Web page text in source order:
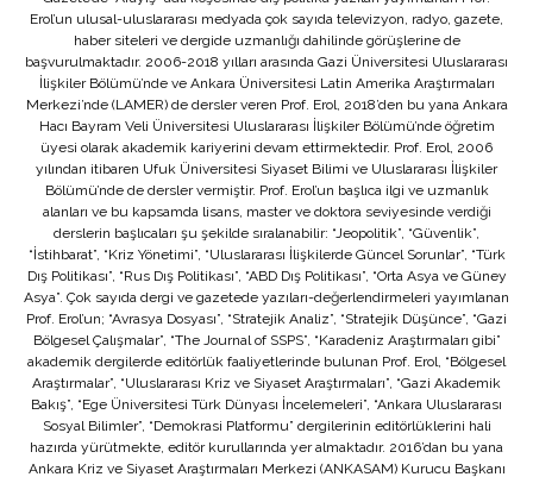
Erol’un ulusal-uluslararası medyada çok sayıda televizyon, radyo, gazete,
haber siteleri ve dergide uzmanlığı dahilinde görüşlerine de
başvurulmaktadır. 2006-2018 yılları arasında Gazi Üniversitesi Uluslararası
İlişkiler Bölümü’nde ve Ankara Üniversitesi Latin Amerika Araştırmaları
Merkezi’nde (LAMER) de dersler veren Prof. Erol, 2018’den bu yana Ankara
Hacı Bayram Veli Üniversitesi Uluslararası İlişkiler Bölümü’nde öğretim
üyesi olarak akademik kariyerini devam ettirmektedir. Prof. Erol, 2006
yılından itibaren Ufuk Üniversitesi Siyaset Bilimi ve Uluslararası İlişkiler
Bölümü’nde de dersler vermiştir. Prof. Erol’un başlıca ilgi ve uzmanlık
alanları ve bu kapsamda lisans, master ve doktora seviyesinde verdiği
derslerin başlıcaları şu şekilde sıralanabilir: “Jeopolitik”, “Güvenlik”,
“İstihbarat”, “Kriz Yönetimi”, “Uluslararası İlişkilerde Güncel Sorunlar”, “Türk
Dış Politikası”, “Rus Dış Politikası”, “ABD Dış Politikası”, “Orta Asya ve Güney
Asya”. Çok sayıda dergi ve gazetede yazıları-değerlendirmeleri yayımlanan
Prof. Erol’un; “Avrasya Dosyası”, “Stratejik Analiz”, “Stratejik Düşünce”, “Gazi
Bölgesel Çalışmalar”, “The Journal of SSPS”, “Karadeniz Araştırmaları gibi”
akademik dergilerde editörlük faaliyetlerinde bulunan Prof. Erol, “Bölgesel
Araştırmalar”, “Uluslararası Kriz ve Siyaset Araştırmaları”, “Gazi Akademik
Bakış”, “Ege Üniversitesi Türk Dünyası İncelemeleri”, “Ankara Uluslararası
Sosyal Bilimler”, “Demokrasi Platformu” dergilerinin editörlüklerini hali
hazırda yürütmekte, editör kurullarında yer almaktadır. 2016’dan bu yana
Ankara Kriz ve Siyaset Araştırmaları Merkezi (ANKASAM) Kurucu Başkanı